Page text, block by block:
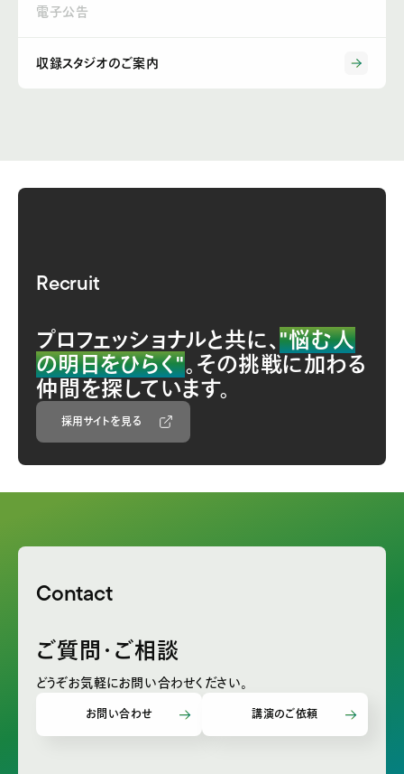
電子公告
収録スタジオのご案内
Recruit
プロフェッショナルと共に、"悩む人
の明日をひらく"。その挑戦に加わる
仲間を探しています。
採用サイトを見る
Contact
ご質問・ご相談
どうぞお気軽にお問い合わせください。
お問い合わせ 講演のご依頼